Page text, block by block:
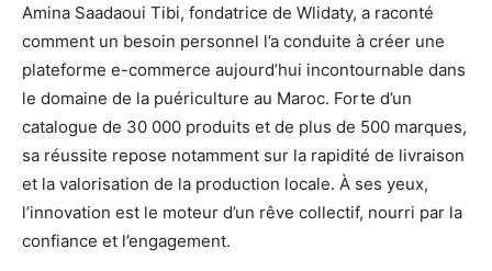
Amina Saadaoui Tibi, fondatrice de Wlidaty, a raconté
comment un besoin personnel l’a conduite à créer une
plateforme e-commerce aujourd’hui incontournable dans
le domaine de la puériculture au Maroc. Forte d’un
catalogue de 30 000 produits et de plus de 500 marques,
sa réussite repose notamment sur la rapidité de livraison
et la valorisation de la production locale. À ses yeux,
l’innovation est le moteur d’un rêve collectif, nourri par la
confiance et l’engagement.